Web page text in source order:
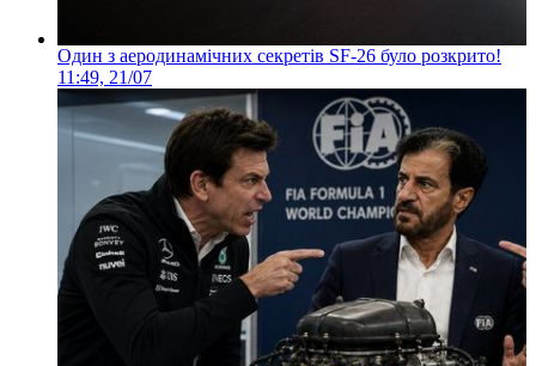
Один з аеродинамічних секретів SF-26 було розкрито!
11:49, 21/07